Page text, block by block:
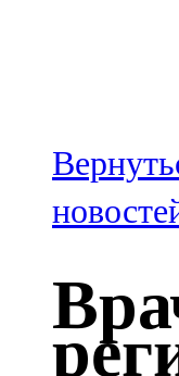
100,3 FM
Зәй
106,6
105,2